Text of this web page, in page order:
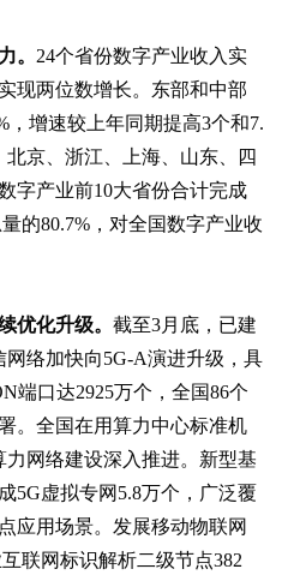
。 24个省份数字产业收入实
现两位数增长。东部和中部
，增速较上年同期提高3个和7.
京、浙江、上海、山东、四
字产业前10大省份合计完成
的80.7%，对全国数字产业收
优化升级。 截至3月底，已建
网络加快向5G-A演进升级，具
端口达2925万个，全国86个
。全国在用算力中心标准机
网络建设深入推进。新型基
5G虚拟专网5.8万个，广泛覆
应用场景。发展移动物联网
联网标识解析二级节点382